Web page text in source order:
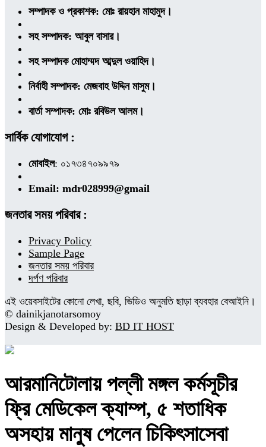
সম্পাদক ও প্রকাশক: মোঃ রায়হান মাহামুদ।
সহ সম্পাদক: আবুল বাসার।
সহ সম্পাদক মোহাম্মদ আব্দুল ওয়াহিদ।
নির্বাহী সম্পাদক: মেজবাহ উদ্দিন মাসুম।
বার্তা সম্পাদক: মোঃ রবিউল আলম।
সার্বিক যোগাযোগ :
মোবাইল: ০১৭৩৪৭০৯৯৭৯
Email: mdr028999@gmail
জনতার সময় পরিবার :
Privacy Policy
Sample Page
জনতার সময় পরিবার
দর্পণ পরিবার
এই ওয়েবসাইটের কোনো লেখা, ছবি, ভিডিও অনুমতি ছাড়া ব্যবহার বেআইনি।
© dainikjanotarsomoy
Design & Developed by: BD IT HOST
আরমানিটোলায় পল্লী মঙ্গল কর্মসূচীর
ফ্রি মেডিকেল ক্যাম্প, ৫ শতাধিক
অসহায় মানুষ পেলেন চিকিৎসাসেবা